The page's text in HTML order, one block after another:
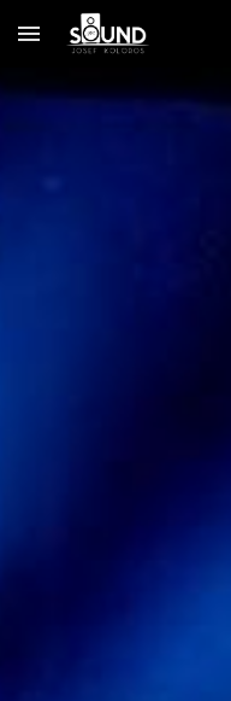
Skip to main content